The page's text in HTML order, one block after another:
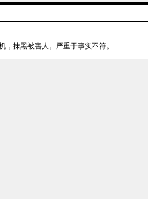
抹黑被害人。严重于事实不符。